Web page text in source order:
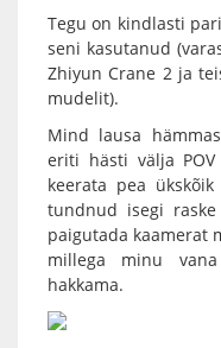
Tegu on kindlasti
seni kasutanud
Zhiyun Crane 2 ja
mudelit).
Mind lausa
eriti hästi välja POV
keerata pea
tundnud isegi
paigutada kaamerat
millega minu
hakkama.